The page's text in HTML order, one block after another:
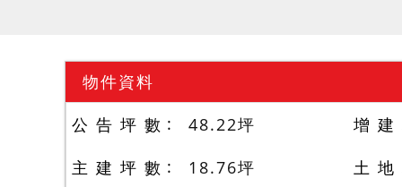
物件資料
公 告 坪 數
48.22坪
主 建 坪 數
18.76坪
增 建
土 地